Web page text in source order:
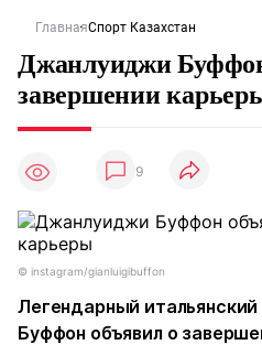
ГлавнаяСпорт Казахстан
Джанлуиджи
завершении
9
© instagram/gianluigibuffon
Легендарный
Буффон объявил о